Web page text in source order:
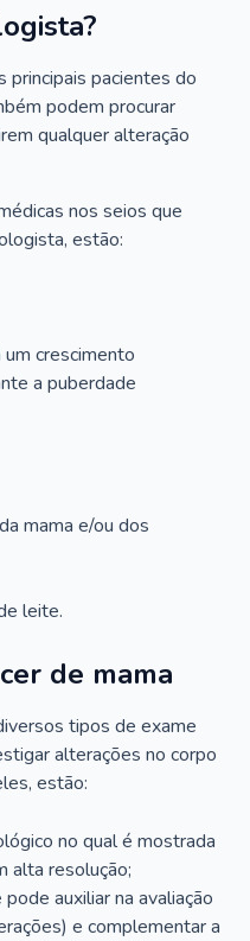
principais pacientes do
podem procurar
qualquer alteração
nos seios que
estão:
crescimento
a puberdade
mama e/ou dos
leite.
de mama
tipos de exame
alterações no corpo
estão:
no qual é mostrada
alta resolução;
auxiliar na avaliação
e complementar a